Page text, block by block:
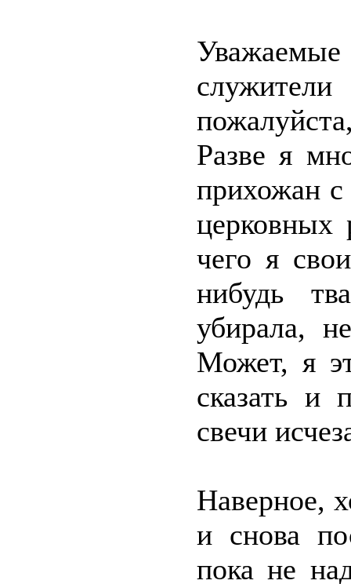
Разве я
прихожан с
церковных
чего я
нибудь
убирала,
Может, я
сказать и
свечи
Наверное,
и снова
пока не